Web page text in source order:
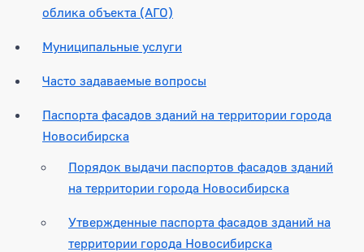
облика объекта (АГО)
Муниципальные услуги
Часто задаваемые вопросы
Паспорта фасадов зданий на территории города
Новосибирска
Порядок выдачи паспортов фасадов зданий
на территории города Новосибирска
Утвержденные паспорта фасадов зданий на
территории города Новосибирска